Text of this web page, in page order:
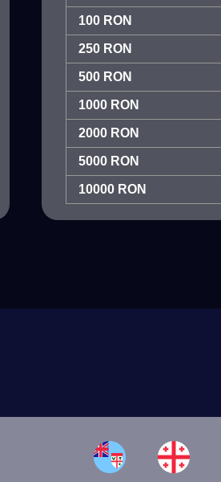
100 RON
250 RON
500 RON
1000 RON
2000 RON
5000 RON
10000 RON